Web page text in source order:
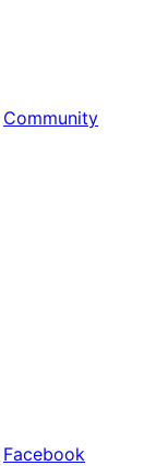
Community
Facebook